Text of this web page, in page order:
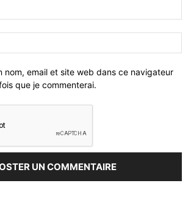
nom, email et site web dans ce navigateur
que je commenterai.